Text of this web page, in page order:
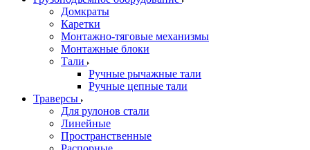
Домкраты
Каретки
Монтажно-тяговые механизмы
Монтажные блоки
Тали
Ручные рычажные тали
Ручные цепные тали
Траверсы
Для рулонов стали
Линейные
Пространственные